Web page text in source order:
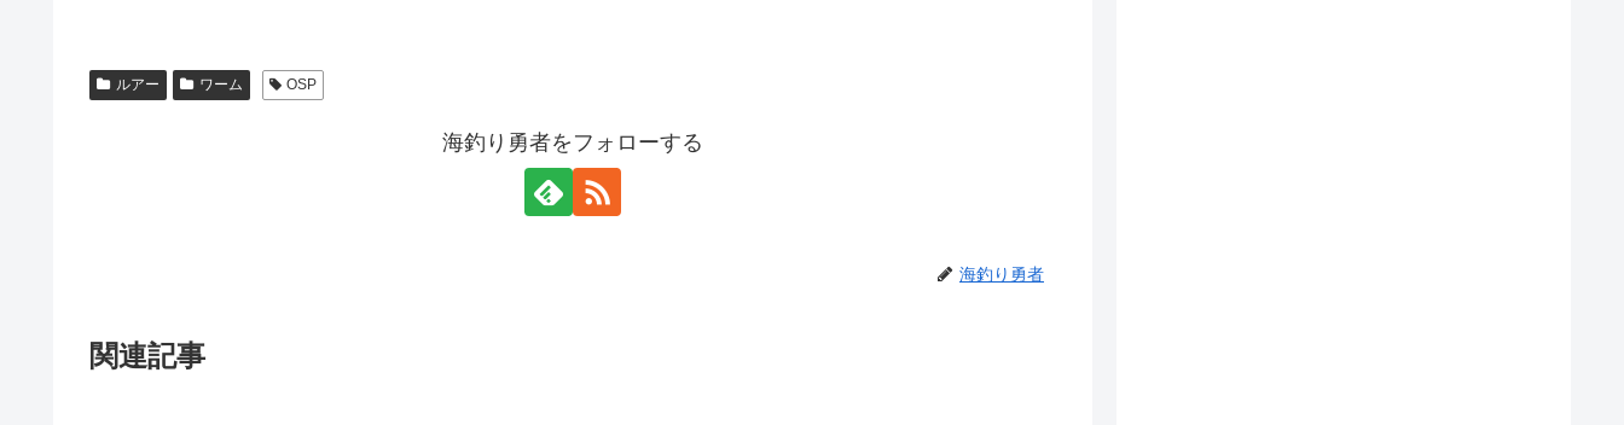
ルアー ワーム OSP
海釣り勇者をフォローする
海釣り勇者
関連記事